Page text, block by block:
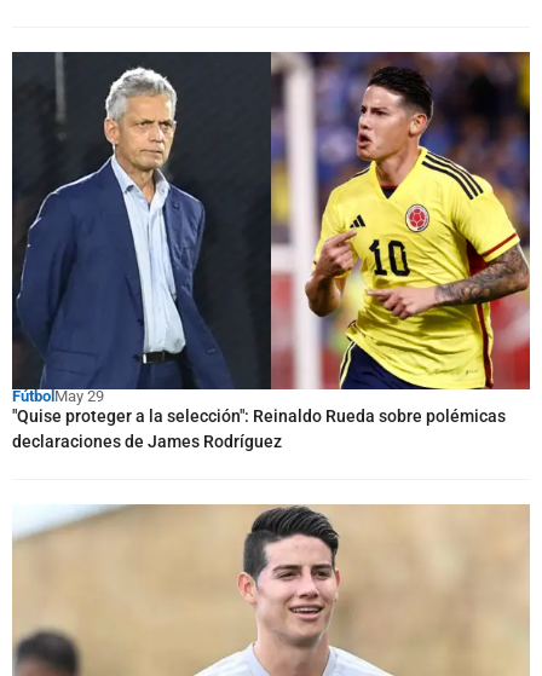
Fútbol May 29
"Quise proteger a la selección": Reinaldo Rueda sobre polémicas
declaraciones de James Rodríguez